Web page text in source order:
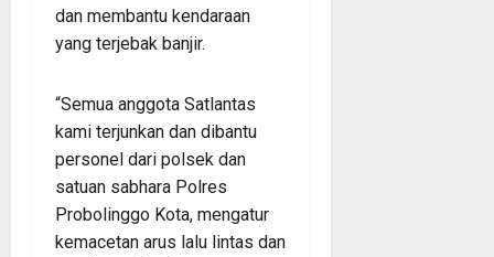
dan membantu kendaraan
yang terjebak banjir.
“Semua anggota Satlantas
kami terjunkan dan dibantu
personel dari polsek dan
satuan sabhara Polres
Probolinggo Kota, mengatur
kemacetan arus lalu lintas dan